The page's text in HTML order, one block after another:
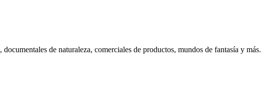
de naturaleza, comerciales de productos, mundos de fantasía y más.